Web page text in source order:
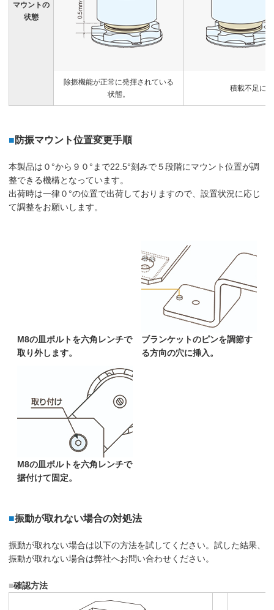
マウントの
状態
除振機能が正常に発揮されている
状態。
積載不足に
■防振マウント位置変更手順
本製品は０°から９０°まで22.5°刻みで５段階にマウント位置が調
整できる機構となっています。
出荷時は一律０°の位置で出荷しておりますので、設置状況に応じ
て調整をお願いします。
M8の皿ボルトを六角レンチで
取り外します。
ブランケットのピンを調節す
る方向の穴に挿入。
M8の皿ボルトを六角レンチで
据付けて固定。
■振動が取れない場合の対処法
振動が取れない場合は以下の方法を試してください。試した結果、
振動が取れない場合は弊社へお問い合わせください。
■確認方法